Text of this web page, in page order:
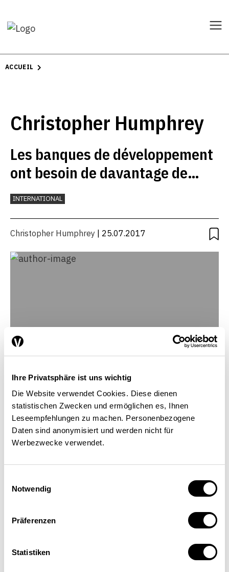
Ihre Privatsphäre ist uns wichtig
Die Website verwendet Cookies. Diese dienen
statistischen Zwecken und ermöglichen es, Ihnen
Leseempfehlungen zu machen. Personenbezogene
Daten sind anonymisiert und werden nicht für
Werbezwecke verwendet.
Notwendig
Präferenzen
Statistiken
ACCUEIL
Christopher Humphrey
Les banques de développement
ont besoin de davantage de
moyens
INTERNATIONAL
Christopher Humphrey | 25.07.2017
Christopher Humphrey
Chercheur et professeur invité d’économie du
développement à l’université de Zurich et à l’EPFZ